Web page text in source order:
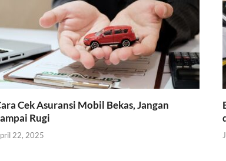
Cek Asuransi Mobil Bekas, Jangan
Rugi
22, 2025